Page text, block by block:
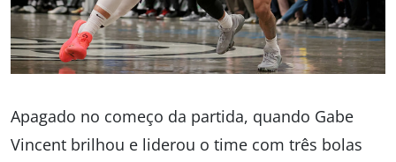
Apagado no começo da partida, quando Gabe
Vincent brilhou e liderou o time com três bolas